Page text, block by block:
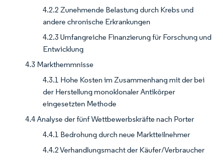
4.2.2 Zunehmende Belastung durch Krebs und
andere chronische Erkrankungen
4.2.3 Umfangreiche Finanzierung für Forschung und
Entwicklung
4.3 Markthemmnisse
4.3.1 Hohe Kosten im Zusammenhang mit der bei
der Herstellung monoklonaler Antikörper
eingesetzten Methode
4.4 Analyse der fünf Wettbewerbskräfte nach Porter
4.4.1 Bedrohung durch neue Marktteilnehmer
4.4.2 Verhandlungsmacht der Käufer/Verbraucher